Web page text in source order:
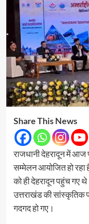
Share This News
राजधानी देहरादून में आज
सम्मेलन आयोजित हो रहा
को ही देहरादून पहुंच गए
उत्तराखंड की सांस्कृतिक
गदगद हो गए।